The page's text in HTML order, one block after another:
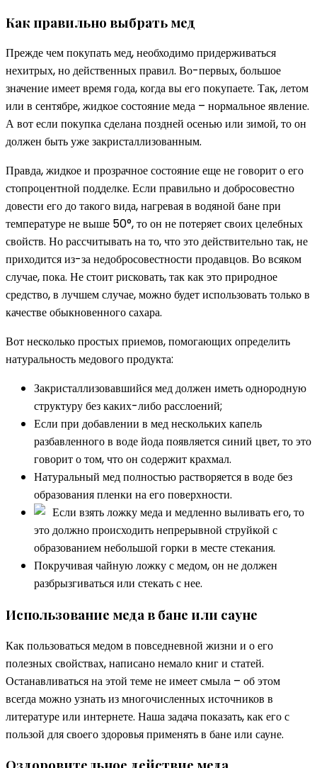
Как правильно выбрать мед
Прежде чем покупать мед, необходимо придерживаться
нехитрых, но действенных правил. Во-первых, большое
значение имеет время года, когда вы его покупаете. Так, летом
или в сентябре, жидкое состояние меда – нормальное явление.
А вот если покупка сделана поздней осенью или зимой, то он
должен быть уже закристаллизованным.
Правда, жидкое и прозрачное состояние еще не говорит о его
стопроцентной подделке. Если правильно и добросовестно
довести его до такого вида, нагревая в водяной бане при
температуре не выше 50°, то он не потеряет своих целебных
свойств. Но рассчитывать на то, что это действительно так, не
приходится из-за недобросовестности продавцов. Во всяком
случае, пока. Не стоит рисковать, так как это природное
средство, в лучшем случае, можно будет использовать только в
качестве обыкновенного сахара.
Вот несколько простых приемов, помогающих определить
натуральность медового продукта:
Закристаллизовавшийся мед должен иметь однородную
структуру без каких-либо расслоений;
Если при добавлении в мед нескольких капель
разбавленного в воде йода появляется синий цвет, то это
говорит о том, что он содержит крахмал.
Натуральный мед полностью растворяется в воде без
образования пленки на его поверхности.
Если взять ложку меда и медленно выливать его, то
это должно происходить непрерывной струйкой с
образованием небольшой горки в месте стекания.
Покручивая чайную ложку с медом, он не должен
разбрызгиваться или стекать с нее.
Использование меда в бане или сауне
Как пользоваться медом в повседневной жизни и о его
полезных свойствах, написано немало книг и статей.
Останавливаться на этой теме не имеет смыла – об этом
всегда можно узнать из многочисленных источников в
литературе или интернете. Наша задача показать, как его с
пользой для своего здоровья применять в бане или сауне.